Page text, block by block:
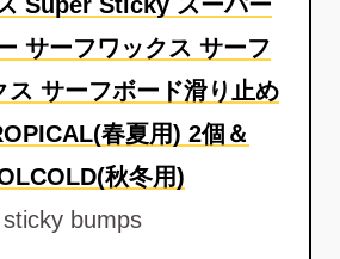
サーフワックス サーフ
ス サーフボード滑り止め
春夏用) 2個＆
秋冬用)
sticky bumps